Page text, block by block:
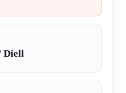
Diell